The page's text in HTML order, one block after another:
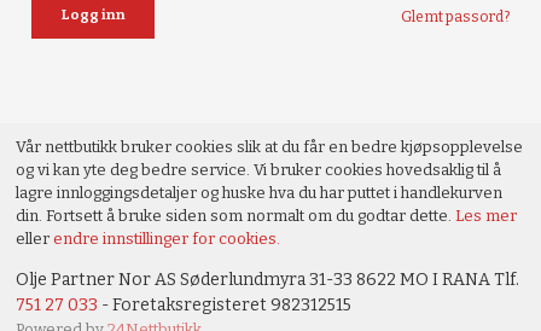
Glemt passord?
Vår nettbutikk bruker cookies slik at du får en bedre kjøpsopplevelse
og vi kan yte deg bedre service. Vi bruker cookies hovedsaklig til å
lagre innloggingsdetaljer og huske hva du har puttet i handlekurven
din. Fortsett å bruke siden som normalt om du godtar dette.Les mer
ellerendre innstillinger for cookies.
Olje Partner Nor AS Søderlundmyra 31-33 8622 MO I RANA Tlf.
751 27 033 - Foretaksregisteret 982312515